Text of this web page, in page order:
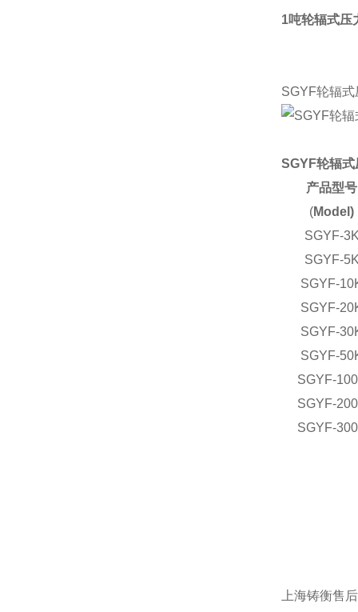
1吨轮辐式压
SGYF轮辐
SGYF轮辐
产品型号
(Model)
SGYF-
SGYF-
SGYF-
SGYF-
SGYF-
SGYF-
SGYF-
SGYF-
SGYF-
上海铸衡售